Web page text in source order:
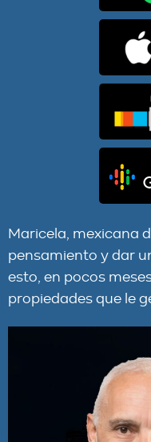
Maricela, mexicana
pensamiento y dar
esto, en pocos
propiedades que le